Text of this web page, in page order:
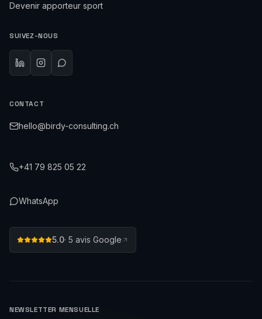
Devenir apporteur sport
SUIVEZ-NOUS
CONTACT
hello@birdy-consulting.ch
+41 79 825 05 22
WhatsApp
5.0· 5 avis Google
NEWSLETTER MENSUELLE